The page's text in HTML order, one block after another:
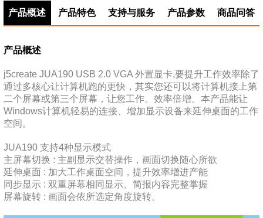
产品概述 产品特色 支持与服务 产品参数 商品问答
产品概述
j5create JUA190 USB 2.0 VGA 外置显卡,要提升工作效率除了
通过多核心让计算机跑的更快，其实您还可以将计算机接上第
二个屏幕或第三个屏幕，让您工作。效率倍增。本产品能让
Windows计算机轻易的连接、增加显示设备来延伸桌面的工作
空间。
JUA190 支持4种显示模式
主屏幕切换 : 主副显示交替操作，画面切换随心所欲
延伸桌面 : 加大工作桌面空间，提升效率增进产能
同步显示 : 双重屏幕相同显示、简报内容完整掌握
屏幕旋转 : 画面会依所选定角度旋转。